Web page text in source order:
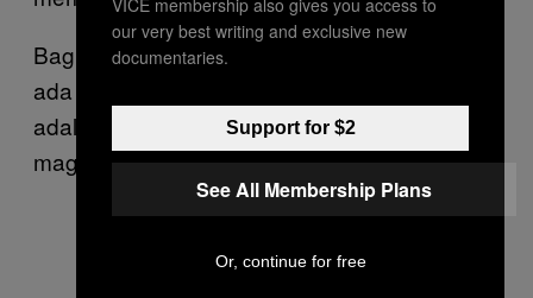
Bagi Michael dan anggota pasukan lain, tidak
ada alasan untuk mundur. “Slogan kami
adalah ‘Pukul mereka dengan tongkat begitu
magasin kosong.’”
our very best writing and exclusive new
documentaries.
Support for $2
See All Membership Plans
Or, continue for free